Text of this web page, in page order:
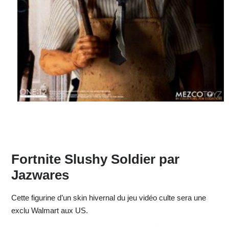
Fortnite Slushy Soldier par
Jazwares
Cette figurine d’un skin hivernal du jeu vidéo culte sera une
exclu Walmart aux US.